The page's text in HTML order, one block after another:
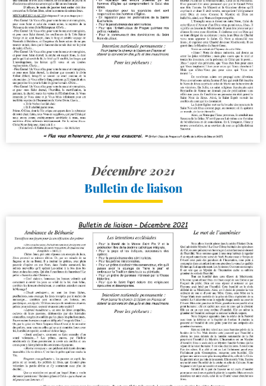
Décembre 2021
Bulletin de liaison